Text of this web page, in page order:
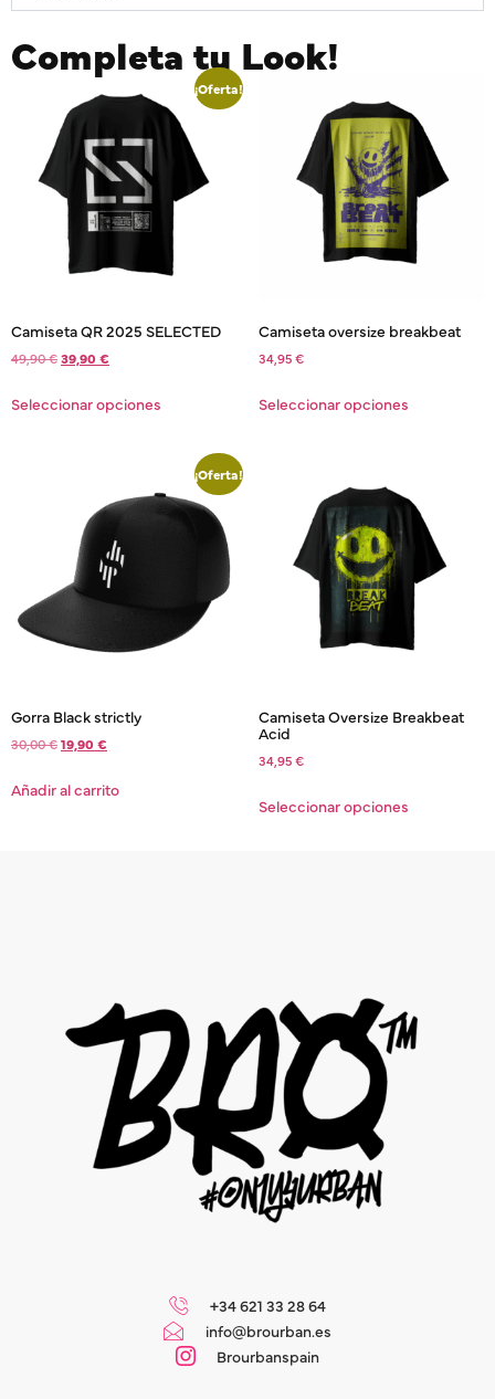
Completa tu Look!
¡Oferta!
Camiseta QR 2025 SELECTED
49,90€39,90€
Seleccionar opciones
Camiseta oversize breakbeat
34,95€
Seleccionar opciones
¡Oferta!
Gorra Black strictly
30,00€19,90€
Añadir al carrito
Camiseta Oversize Breakbeat
Acid
34,95€
Seleccionar opciones
+34 621 33 28 64
info@brourban.es
Brourbanspain